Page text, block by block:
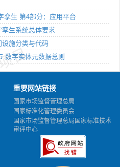
目 技
孪生 第4部分：应用平台
生系统总体要求
施分类与代码
数字实体元数据总则
重要网站链接
国家市场监督管理总局
国家标准化管理委员会
国家市场监督管理总局国家标准技术
审评中心